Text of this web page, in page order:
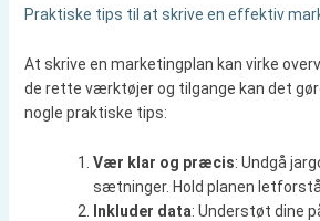
Praktiske tips til at skrive en effektiv
At skrive en marketingplan kan virke
de rette værktøjer og tilgange kan det
nogle praktiske tips:
Vær klar og præcis: Undgå
sætninger. Hold planen
Inkluder data: Understøt dine